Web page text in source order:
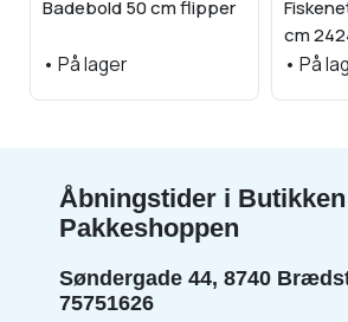
Badebold 50 cm flipper
• På lager
cm
• På
Åbningstider i
Pakkeshoppen
Søndergade 44, 8740
75751626